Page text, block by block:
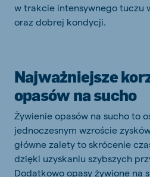
w trakcie intensywnego tuczu
oraz dobrej kondycji.
Najważniejsze
opasów na sucho
Żywienie opasów na sucho to
jednoczesnym wzroście
główne zalety to skrócenie
dzięki uzyskaniu szybszych
Dodatkowo opasy żywione na